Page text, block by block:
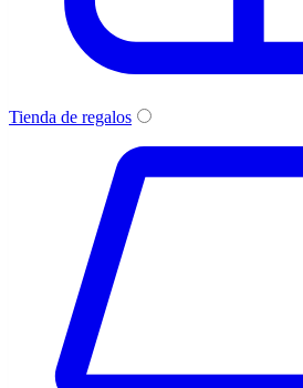
Tienda de regalos